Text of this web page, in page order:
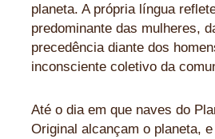
planeta. A própria língua
predominante das mulheres,
precedência diante dos
inconsciente coletivo da
Até o dia em que naves do
Original alcançam o planeta,